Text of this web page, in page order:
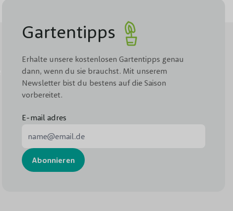
Gartentipps
Erhalte unsere kostenlosen Gartentipps genau
dann, wenn du sie brauchst. Mit unserem
Newsletter bist du bestens auf die Saison
vorbereitet.
E-mail adres
Abonnieren